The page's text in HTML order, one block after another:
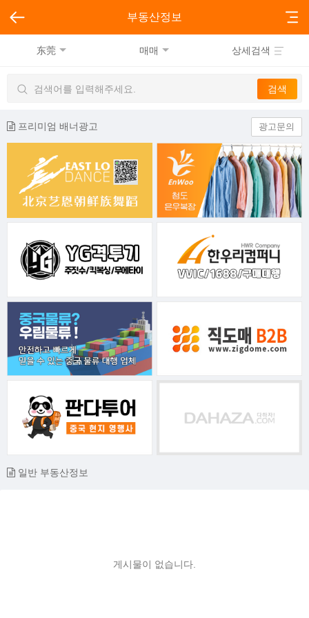
부동산정보
东莞 매매 상세검색
프리미엄 배너광고 광고문의
일반 부동산정보
게시물이 없습니다.